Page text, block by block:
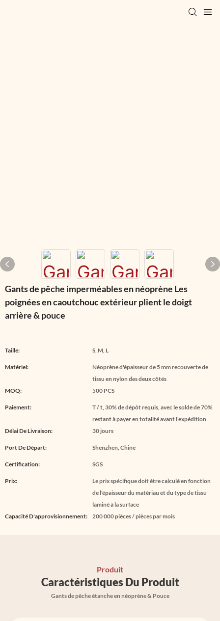
Gants de pêche imperméables en néoprène Les
poignées en caoutchouc extérieur plient le doigt
arrière & pouce
Taille: S, M, L
Matériel:
Néoprène d'épaisseur de 5 mm recouverte de
tissu en nylon des deux côtés
MOQ:
500 PCS
Paiement:
T / t, 30% de dépôt requis, avec le solde de 70%
restant à payer en totalité avant l'expédition
Délai De Livraison:
30 jours
Port De Départ: Shenzhen, Chine
Certification: SGS
Prix:
Le prix spécifique doit être calculé en fonction
de l'épaisseur du matériau et du type de tissu
laminé à la surface
Capacité D'approvisionnement:
200 000 pièces / pièces par mois
Produit
Caractéristiques Du Produit
Gants de pêche étanche en néoprène & Pouce